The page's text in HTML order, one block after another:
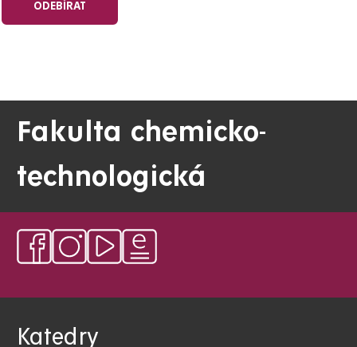
Fakulta chemicko-
technologická
Katedry